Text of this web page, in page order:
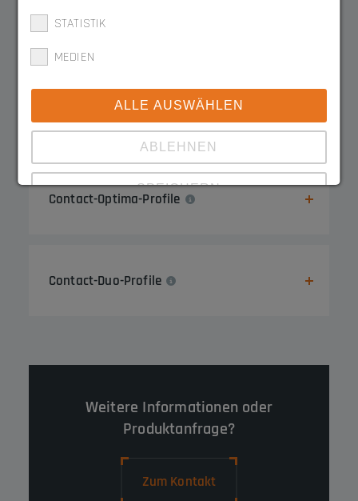
Passende Produkte
Contact-Optima-Profile
Contact-Duo-Profile
Weitere Informationen oder
Produktanfrage?
Zum Kontakt
STATISTIK
MEDIEN
ALLE AUSWÄHLEN
ABLEHNEN
SPEICHERN